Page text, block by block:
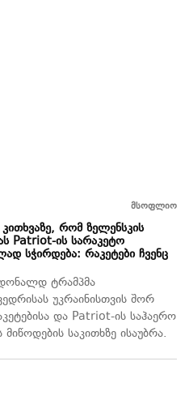
მსოფლიო
რომ ზელენსკის
Patriot-ის სარაკეტო
სჭირდება: რაკეტები ჩვენც
ტრამპმა
უკრაინისთვის შორ
და Patriot-ის საჰაერო
მიწოდების საკითხზე ისაუბრა.